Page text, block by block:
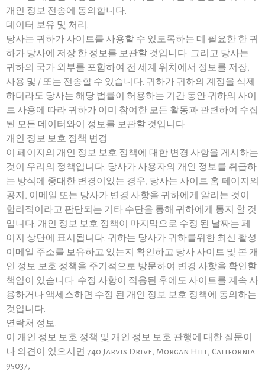
개인 정보 전송에 동의합니다.
데이터 보유 및 처리.
당사는 귀하가 사이트를 사용할 수 있도록하는 데 필요한 한 귀
하가 당사에 저장 한 정보를 보관할 것입니다. 그리고 당사는
귀하의 국가 외부를 포함하여 전 세계 위치에서 정보를 저장,
사용 및 / 또는 전송할 수 있습니다. 귀하가 귀하의 계정을 삭제
하더라도 당사는 해당 법률이 허용하는 기간 동안 귀하의 사이
트 사용에 따라 귀하가 이미 참여한 모든 활동과 관련하여 수집
된 모든 데이터와이 정보를 보관할 것입니다.
개인 정보 보호 정책 변경.
이 페이지의 개인 정보 보호 정책에 대한 변경 사항을 게시하는
것이 우리의 정책입니다. 당사가 사용자의 개인 정보를 취급하
는 방식에 중대한 변경이있는 경우, 당사는 사이트 홈 페이지의
공지, 이메일 또는 당사가 변경 사항을 귀하에게 알리는 것이
합리적이라고 판단되는 기타 수단을 통해 귀하에게 통지 할 것
입니다. 개인 정보 보호 정책이 마지막으로 수정 된 날짜는 페
이지 상단에 표시됩니다. 귀하는 당사가 귀하를위한 최신 활성
이메일 주소를 보유하고 있는지 확인하고 당사 사이트 및 본 개
인 정보 보호 정책을 주기적으로 방문하여 변경 사항을 확인할
책임이 있습니다. 수정 사항이 적용된 후에도 사이트를 계속 사
용하거나 액세스하면 수정 된 개인 정보 보호 정책에 동의하는
것입니다.
연락처 정보.
이 개인 정보 보호 정책 및 개인 정보 보호 관행에 대한 질문이
나 의견이 있으시면 740 Jarvis Drive, Morgan Hill, California
95037,